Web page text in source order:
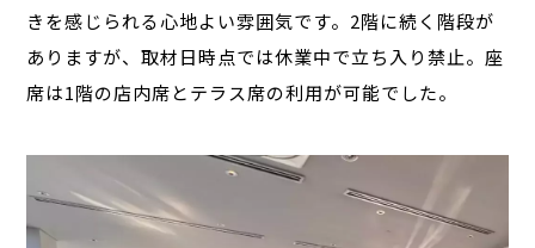
きを感じられる心地よい雰囲気です。2階に続く階段が
ありますが、取材日時点では休業中で立ち入り禁止。 座
席は1階の店内席とテラス席の利用が可能でした。